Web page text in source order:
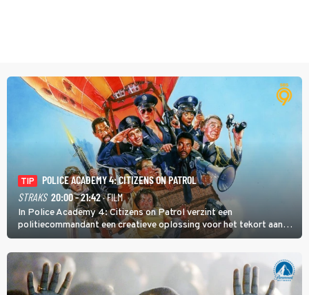
TIP
POLICE ACADEMY 4: CITIZENS ON PATROL
STRAKS 20:00 - 21:42· FILM
In Police Academy 4: Citizens on Patrol verzint een
politiecommandant een creatieve oplossing voor het tekort aan
agenten.